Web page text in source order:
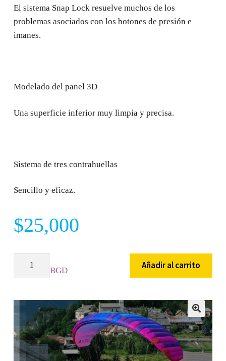
El sistema Snap Lock resuelve muchos de los
problemas asociados con los botones de presión e
imanes.
Modelado del panel 3D
Una superficie inferior muy limpia y precisa.
Sistema de tres contrahuellas
Sencillo y eficaz.
$25,000
ENTRENAMIENTO
cantidad
Añadir al carrito
BGD
🔍